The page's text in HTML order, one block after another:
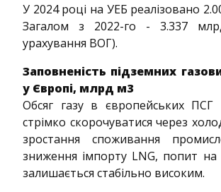
У 2024 році на УЕБ реалізовано
Загалом з 2022-го - 3.337
урахування ВОГ).
Заповненість підземних
у Європі, млрд м3
Обсяг газу в європейських ПСГ
стрімко скорочуватися через
зростання споживання
зниження імпорту LNG, попит на
залишається стабільно високим.